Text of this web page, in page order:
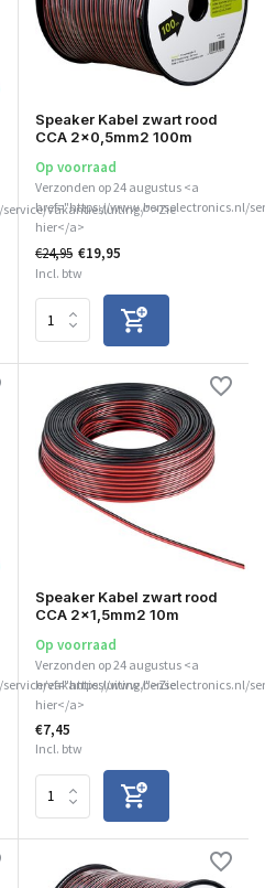
vakantiesluiting/">Zie
Speaker Kabel zwart rood
CCA 2x0,5mm2 100m
Op voorraad
Verzonden op 24 augustus <a
href="https://www.benselectronics.nl/
hier</a>
€24,95 €19,95
Incl. btw
vakantiesluiting/">Zie
Speaker Kabel zwart rood
CCA 2x1,5mm2 10m
Op voorraad
Verzonden op 24 augustus <a
href="https://www.benselectronics.nl/
hier</a>
€7,45
Incl. btw